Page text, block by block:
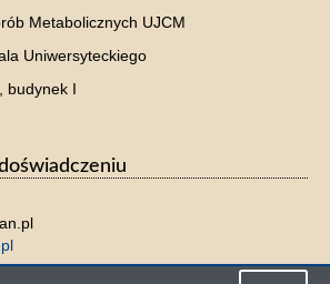
Metabolicznych UJCM
Uniwersyteckiego
budynek I